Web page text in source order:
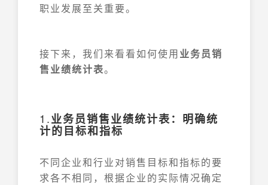
职业发展至关重要。
接下来，我们来看看如何使用业务员销
售业绩统计表。
1.业务员销售业绩统计表：明确统
计的目标和指标
不同企业和行业对销售目标和指标的要
求各不相同，根据企业的实际情况确定